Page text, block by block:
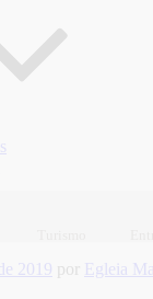
2019 por Egleia